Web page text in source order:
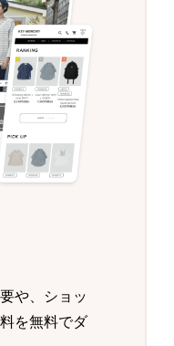
や、ショッ
を無料でダ